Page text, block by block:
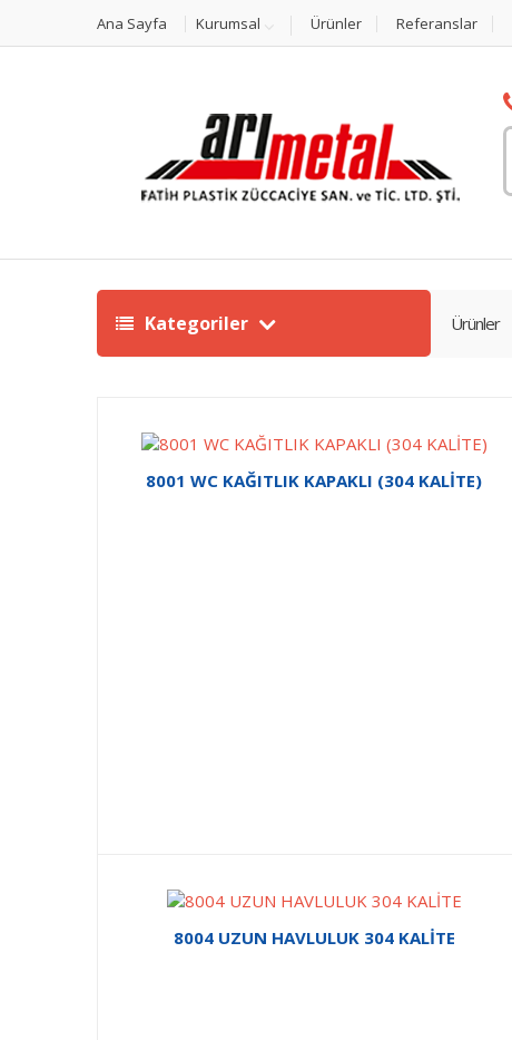
Ana Sayfa Kurumsal Ürünler Referanslar
Kategoriler Ürünler
8001 WC KAĞITLIK KAPAKLI (304 KALİTE)
8004 UZUN HAVLULUK 304 KALİTE